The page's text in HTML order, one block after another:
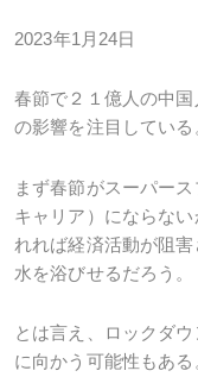
2023年1月24日
春節で２１億人の中
の影響を注目している
まず春節がスーパー
キャリア）にならな
れれば経済活動が阻
水を浴びせるだろう。
とは言え、ロックダ
に向かう可能性もあ